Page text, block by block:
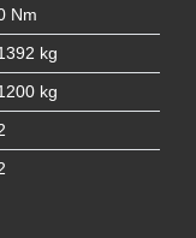
Nm
kg
kg